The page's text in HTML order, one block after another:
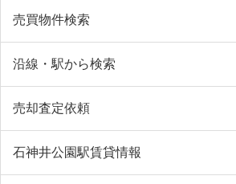
売買物件検索
沿線・駅から検索
売却査定依頼
石神井公園駅賃貸情報